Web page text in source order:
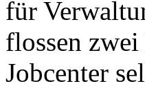
für
flossen
Jobcenter